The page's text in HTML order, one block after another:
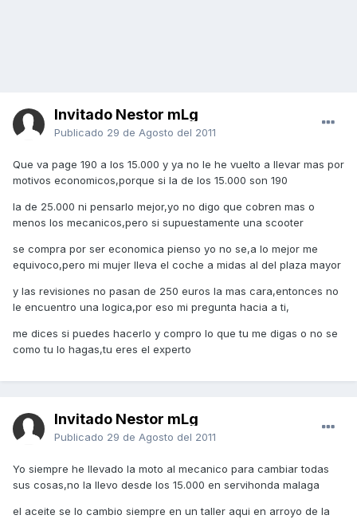
Invitado Nestor mLg
Publicado 29 de Agosto del 2011
Que va page 190 a los 15.000 y ya no le he vuelto a llevar mas por
motivos economicos,porque si la de los 15.000 son 190
la de 25.000 ni pensarlo mejor,yo no digo que cobren mas o
menos los mecanicos,pero si supuestamente una scooter
se compra por ser economica pienso yo no se,a lo mejor me
equivoco,pero mi mujer lleva el coche a midas al del plaza mayor
y las revisiones no pasan de 250 euros la mas cara,entonces no
le encuentro una logica,por eso mi pregunta hacia a ti,
me dices si puedes hacerlo y compro lo que tu me digas o no se
como tu lo hagas,tu eres el experto
Invitado Nestor mLg
Publicado 29 de Agosto del 2011
Yo siempre he llevado la moto al mecanico para cambiar todas
sus cosas,no la llevo desde los 15.000 en servihonda malaga
el aceite se lo cambio siempre en un taller aqui en arroyo de la